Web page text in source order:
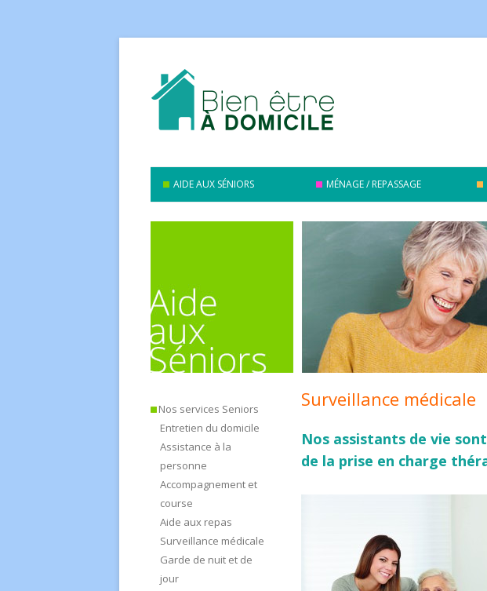
AIDE AUX SÉNIORS MÉNAGE / REPASSAGE
Surveillance médicale
Nos assistants de vie
de la prise en charge
Nos services Seniors
Entretien du domicile
Assistance à la
personne
Accompagnement et
course
Aide aux repas
Surveillance médicale
Garde de nuit et de
jour